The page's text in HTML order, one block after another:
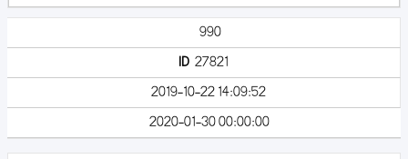
990
ID 27821
2019-10-22 14:09:52
2020-01-30 00:00:00